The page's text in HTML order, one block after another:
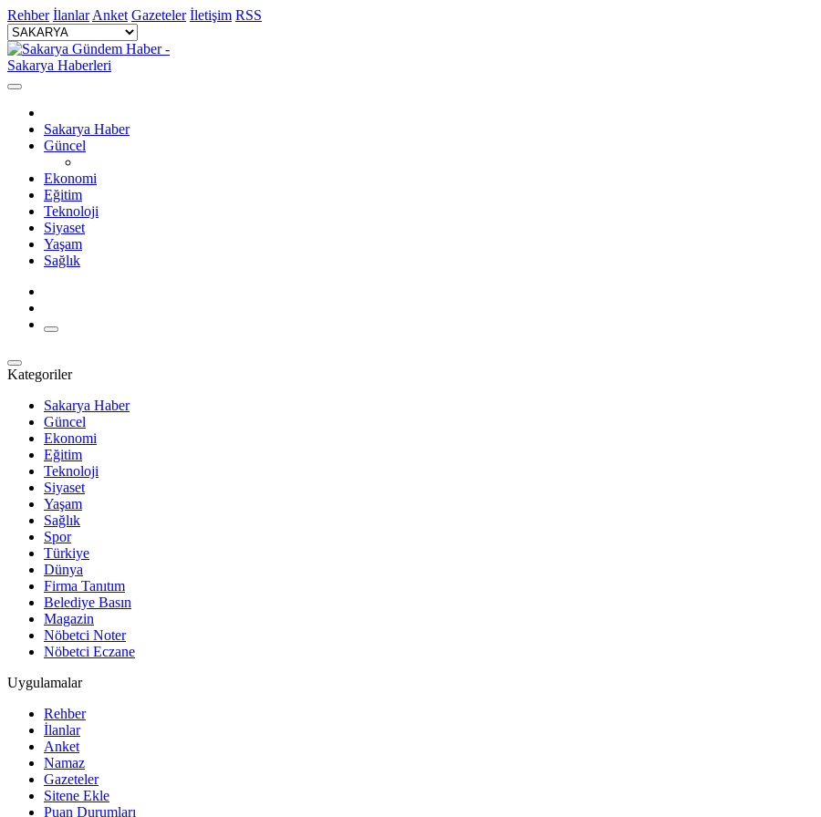
Rehber İlanlar Anket Gazeteler İletişim RSS
Sakarya Haber
Güncel
Ekonomi
Eğitim
Teknoloji
Siyaset
Yaşam
Sağlık
Kategoriler
Sakarya Haber
Güncel
Ekonomi
Eğitim
Teknoloji
Siyaset
Yaşam
Sağlık
Spor
Türkiye
Dünya
Firma Tanıtım
Belediye Basın
Magazin
Nöbetci Noter
Nöbetci Eczane
Uygulamalar
Rehber
İlanlar
Anket
Namaz
Gazeteler
Sitene Ekle
Puan Durumları